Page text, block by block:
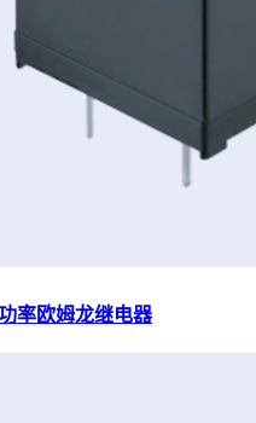
率欧姆龙继电器